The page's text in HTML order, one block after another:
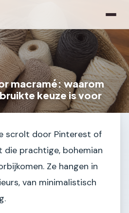
macramé: waarom
keuze is voor
scrolt door Pinterest of
die prachtige, bohemian
Ze hangen in
van minimalistisch